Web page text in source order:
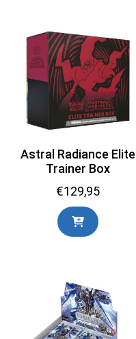
Astral Radiance Elite
Trainer Box
€129,95